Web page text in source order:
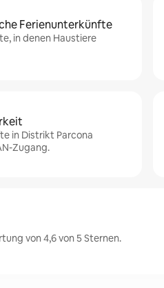
Ferienunterkünfte
in denen Haustiere
in Distrikt Parcona
Zugang.
von 4,6 von 5 Sternen.